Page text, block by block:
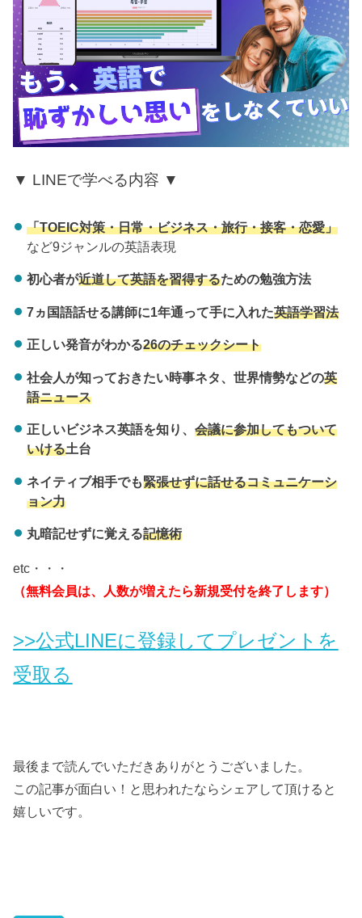
▼ LINEで学べる内容 ▼
「TOEIC対策・日常・ビジネス・旅行・接客・恋愛」
など9ジャンルの英語表現
初心者が近道して英語を習得するための勉強方法
7ヵ国語話せる講師に1年通って手に入れた英語学習法
正しい発音がわかる26のチェックシート
社会人が知っておきたい時事ネタ、世界情勢などの英
語ニュース
正しいビジネス英語を知り、 会議に参加してもついて
いける土台
ネイティブ相手でも緊張せずに話せるコミュニケーシ
ョン力
丸暗記せずに覚える記憶術
etc・・・
（無料会員は、人数が増えたら新規受付を終了します）
>>公式LINEに登録してプレゼントを
受取る
最後まで読んでいただきありがとうございました。
この記事が面白い！と思われたならシェアして頂けると
嬉しいです。